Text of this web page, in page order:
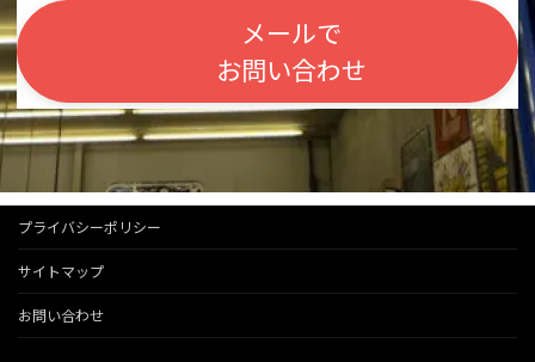
メールで
お問い合わせ
プライバシーポリシー
サイトマップ
お問い合わせ